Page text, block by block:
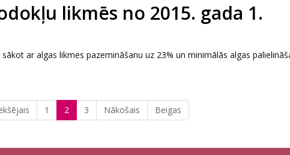
likmēs no 2015. gada 1.
ar algas likmes pazemināšanu uz 23% un minimālās algas
1 2 3 Nākošais Beigas